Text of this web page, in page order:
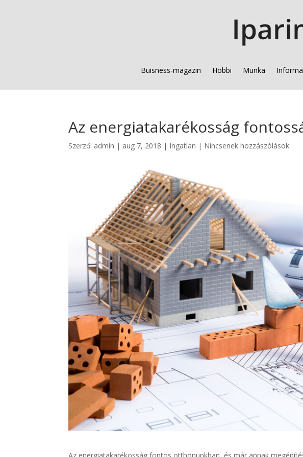
Buisness-magazin Hobbi Munka
Az energiatakarékosság
Szerző: admin | aug 7, 2018 | Ingatlan | Nincsenek hozzászólások